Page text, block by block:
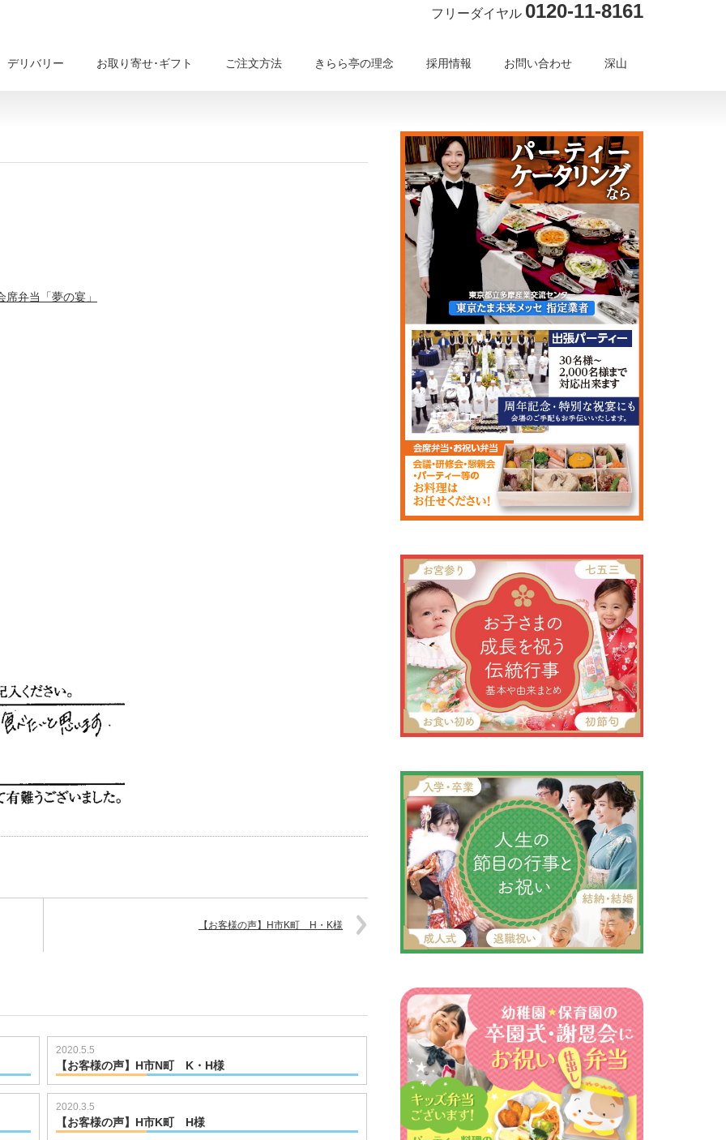
フリーダイヤル 0120-11-8161
デリバリー お取り寄せ･ギフト ご注文方法 きらら亭の理念 採用情報 お問い合わせ 深山
席弁当「夢の宴」
【お客様の声】H市K町 H・K様
2020.5.5
【お客様の声】H市N町 K・H様
2020.3.5
【お客様の声】H市K町 H様